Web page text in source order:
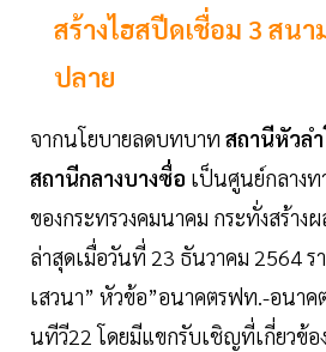
สร้างไฮสปีดเชื่อม 3 สน
ปลาย
จากนโยบายลดบทบาท สถานีหัวล
สถานีกลางบางซื่อ เป็นศูนย์กลางท
ของกระทรวงคมนาคม กระทั่งสร้าง
ล่าสุดเมื่อวันที่ 23 ธันวาคม 2564 ร
เสวนา” หัวข้อ”อนาคตรฟท.-อนาค
นทีวี22 โดยมีแขกรับเชิญที่เกี่ยวข้อ